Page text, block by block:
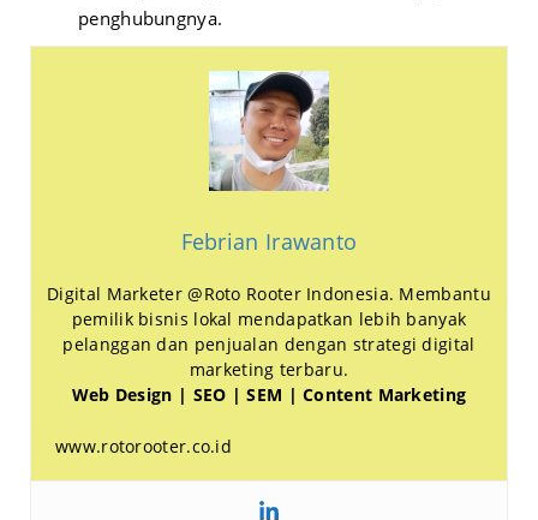
penghubungnya.
Febrian Irawanto
Digital Marketer @Roto Rooter Indonesia. Membantu
pemilik bisnis lokal mendapatkan lebih banyak
pelanggan dan penjualan dengan strategi digital
marketing terbaru.
Web Design | SEO | SEM | Content Marketing
www.rotorooter.co.id